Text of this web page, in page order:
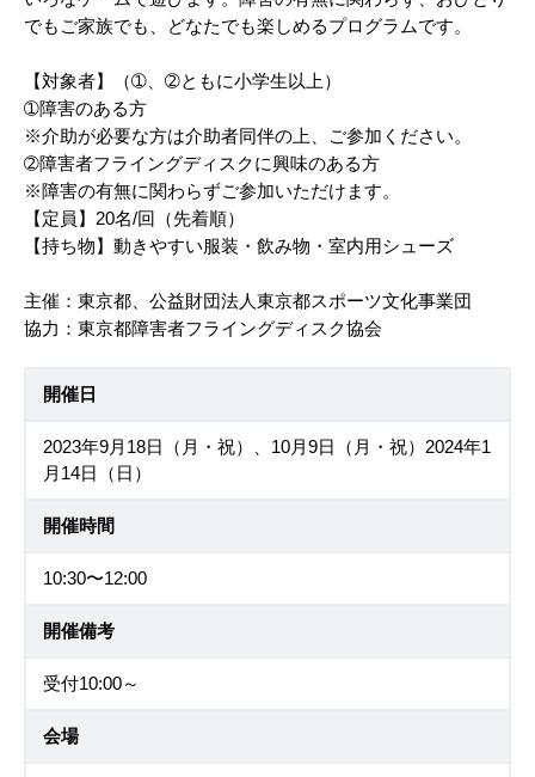
でもご家族でも、どなたでも楽しめるプログラムです。
【対象者】（➀、➁ともに小学生以上）
➀障害のある方
※介助が必要な方は介助者同伴の上、ご参加ください。
➁障害者フライングディスクに興味のある方
※障害の有無に関わらずご参加いただけます。
【定員】20名/回（先着順）
【持ち物】動きやすい服装・飲み物・室内用シューズ
主催：東京都、公益財団法人東京都スポーツ文化事業団
協力：東京都障害者フライングディスク協会
開催日
2023年9月18日（月・祝）、10月9日（月・祝）2024年1
月14日（日）
開催時間
10:30〜12:00
開催備考
受付10:00～
会場